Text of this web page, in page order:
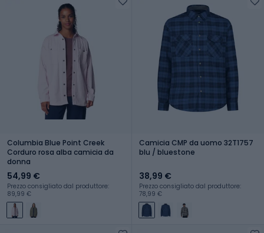
Columbia Blue Point Creek
Corduro rosa alba camicia da
donna
54,99 €
Prezzo consigliato dal produttore:
89,99 €
Camicia CMP da uomo 32T1757
blu / bluestone
38,99 €
Prezzo consigliato dal produttore:
78,99 €